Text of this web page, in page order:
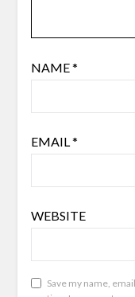
NAME*
EMAIL*
WEBSITE
Save my name,